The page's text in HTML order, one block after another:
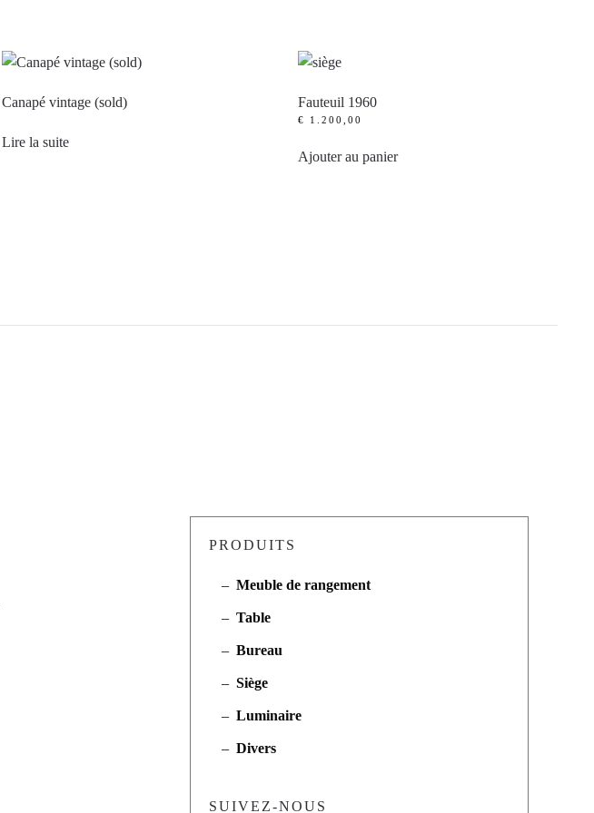
Canapé vintage (sold)
Lire la suite
Fauteuil 1960
€ 1.200,00
Ajouter au panier
PRODUITS
Meuble de rangement
Table
Bureau
Siège
Luminaire
Divers
SUIVEZ-NOUS